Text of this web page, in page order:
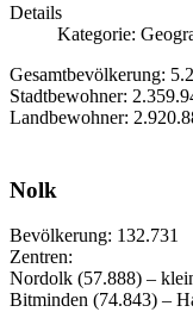
Details
Kategorie:
Gesamtbevölkerung:
Stadtbewohner:
Landbewohner:
Nolk
Bevölkerung: 132.731
Zentren:
Nordolk (57.888) –
Bitminden (74.843) –